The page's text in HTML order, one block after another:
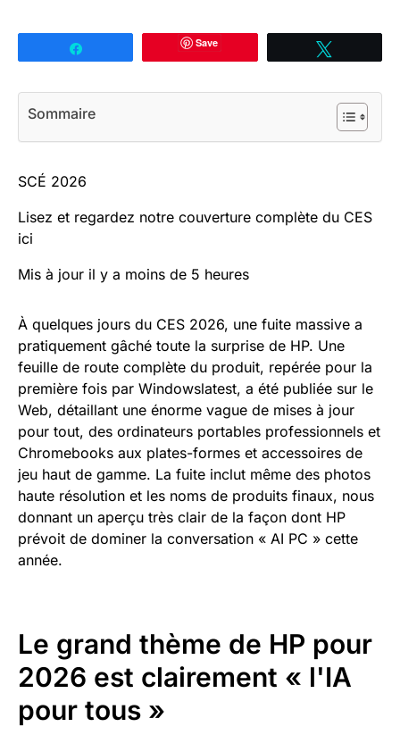
Save
Sommaire
SCÉ 2026
Lisez et regardez notre couverture complète du CES
ici
Mis à jour il y a moins de 5 heures
À quelques jours du CES 2026, une fuite massive a
pratiquement gâché toute la surprise de HP. Une
feuille de route complète du produit, repérée pour la
première fois par Windowslatest, a été publiée sur le
Web, détaillant une énorme vague de mises à jour
pour tout, des ordinateurs portables professionnels et
Chromebooks aux plates-formes et accessoires de
jeu haut de gamme. La fuite inclut même des photos
haute résolution et les noms de produits finaux, nous
donnant un aperçu très clair de la façon dont HP
prévoit de dominer la conversation « AI PC » cette
année.
Le grand thème de HP pour
2026 est clairement « l'IA
pour tous »